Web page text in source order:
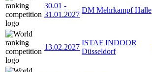
30.01 -
31.01.2027
DM Mehrkampf Halle
13.02.2027
ISTAF INDOOR
Düsseldorf